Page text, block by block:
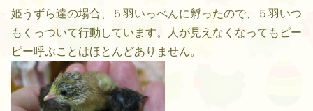
姫うずら達の場合、５羽いっぺんに孵ったので、５羽いつ
もくっついて行動しています。人が見えなくなってもピー
ピー呼ぶことはほとんどありません。